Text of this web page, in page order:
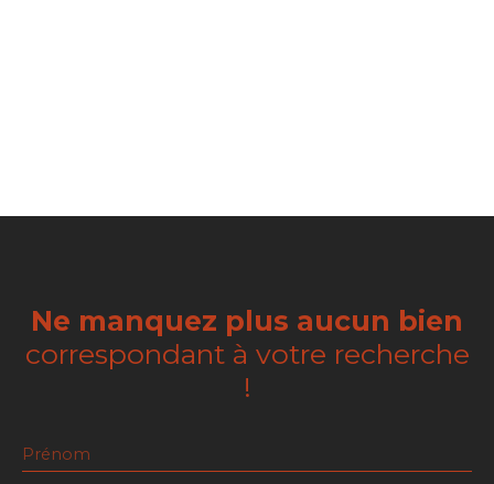
Ne manquez plus aucun bien
correspondant à votre recherche
!
Prénom